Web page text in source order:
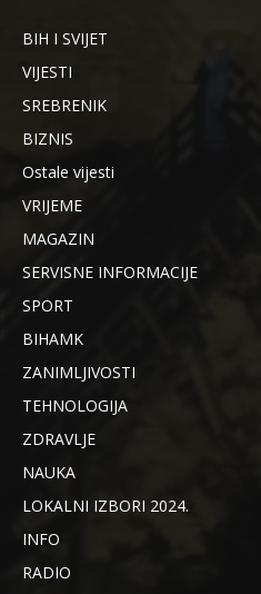
BIH I SVIJET
VIJESTI
SREBRENIK
BIZNIS
Ostale vijesti
VRIJEME
MAGAZIN
SERVISNE INFORMACIJE
SPORT
BIHAMK
ZANIMLJIVOSTI
TEHNOLOGIJA
ZDRAVLJE
NAUKA
LOKALNI IZBORI 2024.
INFO
RADIO